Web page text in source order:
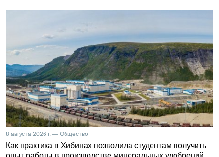
8 августа 2026 г. — Общество
Как практика в Хибинах позволила студентам получить
опыт работы в производстве минеральных удобрений